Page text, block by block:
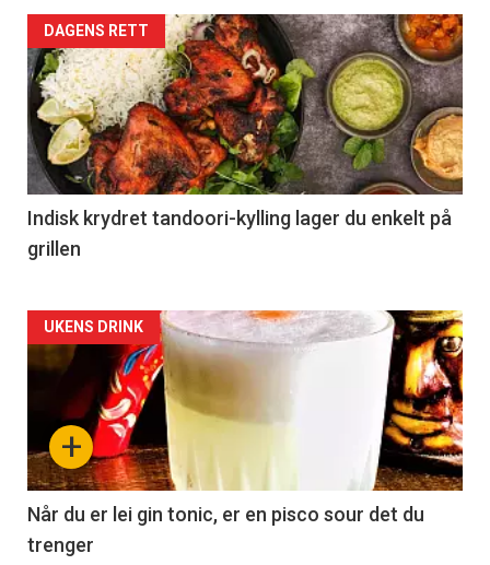
DAGENS RETT
Indisk krydret tandoori-kylling lager du enkelt på
grillen
Forsiden
akkurat
nå
-
2
+
UKENS DRINK
Når du er lei gin tonic, er en pisco sour det du
trenger